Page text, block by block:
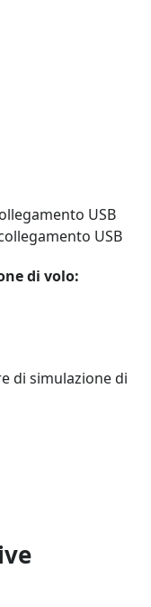
USB
USB
di volo:
di simulazione di